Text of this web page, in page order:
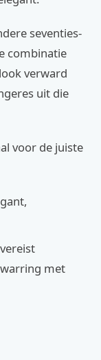
seventies-
combinatie
verward
uit die
voor de juiste
met